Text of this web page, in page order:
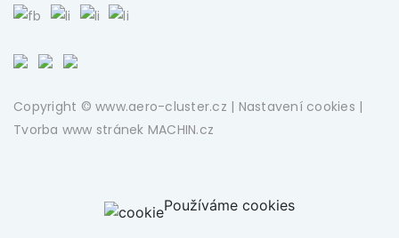
Copyright © www.aero-cluster.cz | Nastavení cookies |
Tvorba www stránek MACHIN.cz
Používáme cookies